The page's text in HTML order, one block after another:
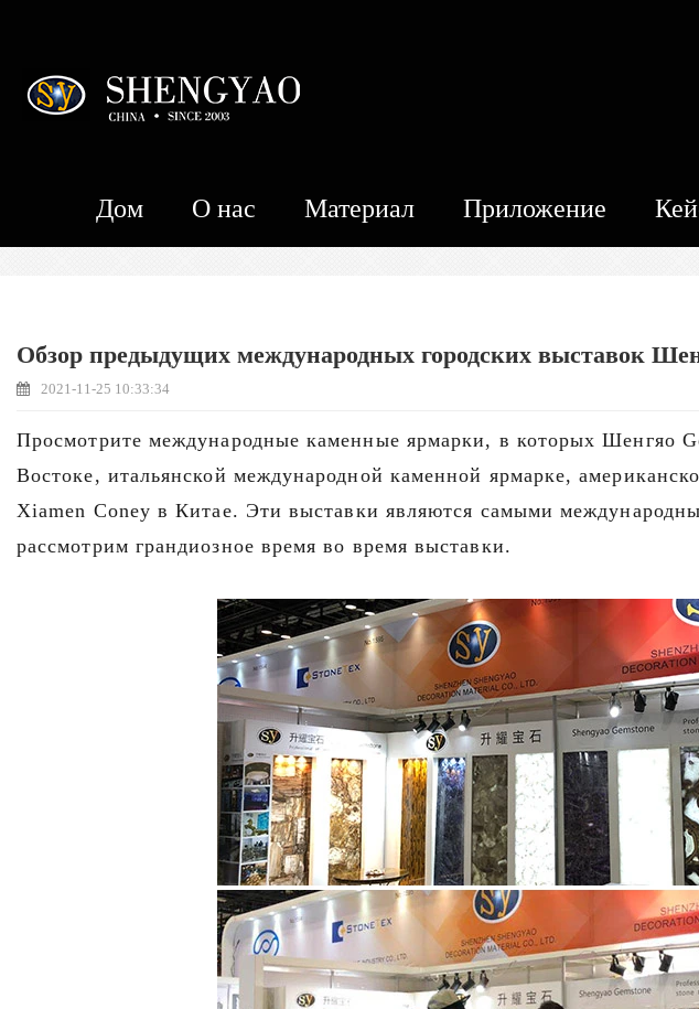
Дом О нас Материал Приложение
Обзор предыдущих международных городских выставок
2021-11-25 10:33:34
Просмотрите международные каменные ярмарки, в которых Шенгяо
Востоке, итальянской международной каменной ярмарке,
Xiamen Coney в Китае. Эти выставки являются самыми
рассмотрим грандиозное время во время выставки.